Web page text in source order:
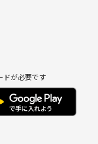
ドが必要です